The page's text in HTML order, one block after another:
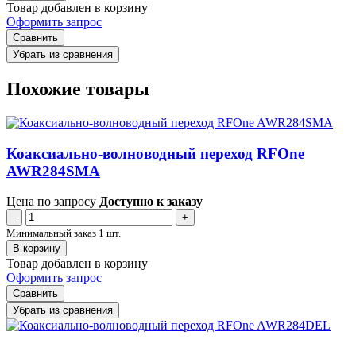
Товар добавлен в корзину
Оформить запрос
Сравнить
Убрать из сравнения
Похожие товары
Коаксиально-волноводный переход RFOne
AWR284SMA
Цена по запросу Доступно к заказу
-
+
Минимальный заказ 1 шт.
В корзину
Товар добавлен в корзину
Оформить запрос
Сравнить
Убрать из сравнения